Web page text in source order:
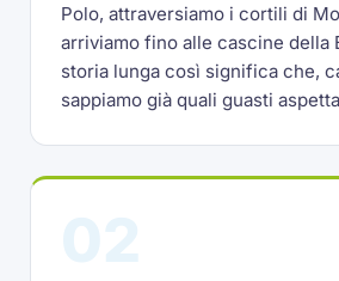
Polo, attraversiamo i cortili di
arriviamo fino alle cascine della
storia lunga così significa che,
sappiamo già quali guasti